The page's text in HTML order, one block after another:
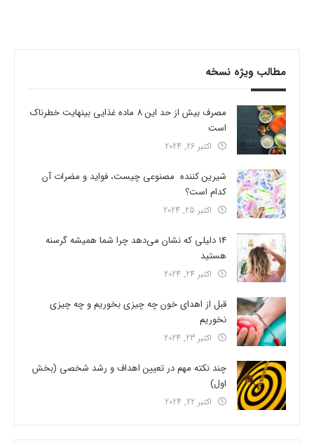
مطالب ویژه نسخه
مصرف بیش از حد این 8 ماده غذایی بینهایت خطرناک
است
اکتبر 26, 2024
شیرین کننده مصنوعی چیست، فواید و مضرات آن
کدام است؟
اکتبر 25, 2024
14 دلیلی که نشان می‌دهد چرا شما همیشه گرسنه
هستید
اکتبر 24, 2024
قبل از اهدای خون چه چیزی بخوریم و چه چیزی
نخوریم
اکتبر 23, 2024
چند نکته مهم در تعیین اهداف و رشد شخصی (بخش
اول)
اکتبر 22, 2024